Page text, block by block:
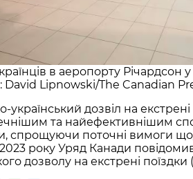
в аеропорту Річардсон
Lipnowski/The Canadian
український дозвіл на
та найефективнішим
спрощуючи поточні вимоги
року Уряд Канади
дозволу на екстрені